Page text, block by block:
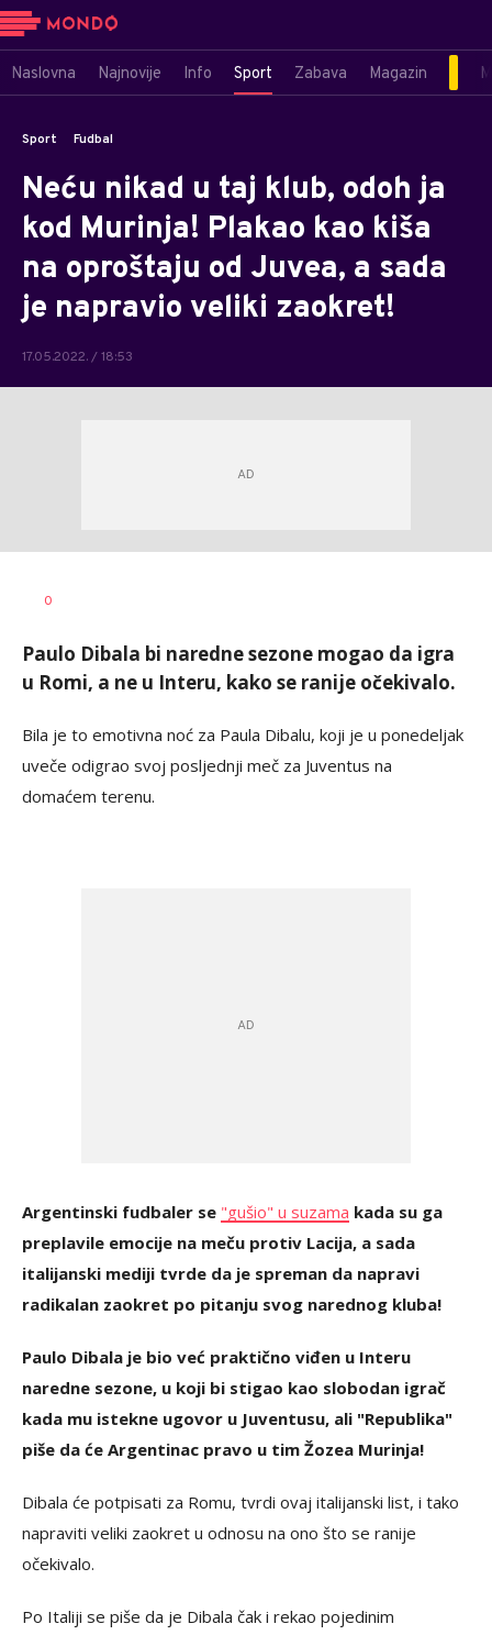
Naslovna Najnovije Info Sport Zabava Magazin
Sport Fudbal
Neću nikad u taj klub, odoh ja
kod Murinja! Plakao kao kiša
na oproštaju od Juvea, a sada
je napravio veliki zaokret!
17.05.2022. / 18:53
AUTOR
0
Paulo Dibala bi naredne sezone mogao da igra
u Romi, a ne u Interu, kako se ranije očekivalo.
Bila je to emotivna noć za Paula Dibalu, koji je u ponedeljak
uveče odigrao svoj posljednji meč za Juventus na
domaćem terenu.
Argentinski fudbaler se "gušio" u suzama kada su ga
preplavile emocije na meču protiv Lacija, a sada
italijanski mediji tvrde da je spreman da napravi
radikalan zaokret po pitanju svog narednog kluba!
Paulo Dibala je bio već praktično viđen u Interu
naredne sezone, u koji bi stigao kao slobodan igrač
kada mu istekne ugovor u Juventusu, ali "Republika"
piše da će Argentinac pravo u tim Žozea Murinja!
Dibala će potpisati za Romu, tvrdi ovaj italijanski list, i tako
napraviti veliki zaokret u odnosu na ono što se ranije
očekivalo.
Po Italiji se piše da je Dibala čak i rekao pojedinim